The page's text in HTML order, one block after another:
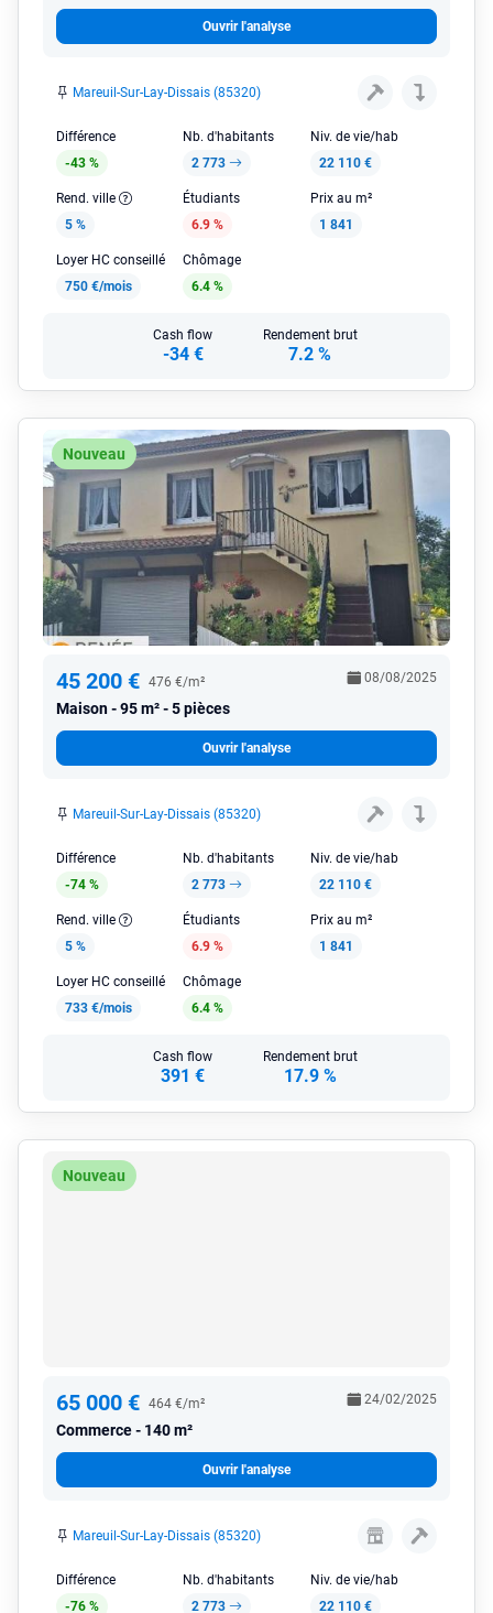
Ouvrir l'analyse
Mareuil-Sur-Lay-Dissais (85320)
Différence
-43 %
Nb. d'habitants
2 773
Niv. de vie/hab
22 110 €
Rend. ville
5 %
Étudiants
6.9 %
Prix au m²
1 841
Loyer HC conseillé
750 €/mois
Chômage
6.4 %
Cash flow
-34 €
Rendement brut
7.2 %
Nouveau
45 200 € 476 €/m²
Maison 95 m² - 5 pièces
08/08/2025
Ouvrir l'analyse
Mareuil-Sur-Lay-Dissais (85320)
Différence
-74 %
Nb. d'habitants
2 773
Niv. de vie/hab
22 110 €
Rend. ville
5 %
Étudiants
6.9 %
Prix au m²
1 841
Loyer HC conseillé
733 €/mois
Chômage
6.4 %
Cash flow
391 €
Rendement brut
17.9 %
Nouveau
65 000 € 464 €/m²
Commerce 140 m²
24/02/2025
Ouvrir l'analyse
Mareuil-Sur-Lay-Dissais (85320)
Différence
-76 %
Nb. d'habitants
2 773
Niv. de vie/hab
22 110 €